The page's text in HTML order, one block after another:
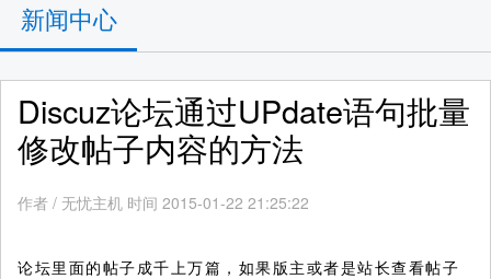
新闻中心
Discuz论坛通过UPdate语句批量
修改帖子内容的方法
作者 / 无忧主机 时间 2015-01-22 21:25:22
论坛里面的帖子成千上万篇，如果版主或者是站长查看帖子